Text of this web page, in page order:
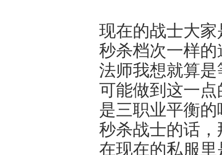
现在的战士大
秒杀档次一样
法师我想就算
可能做到这一
是三职业平衡
秒杀战士的话
在现在的私服